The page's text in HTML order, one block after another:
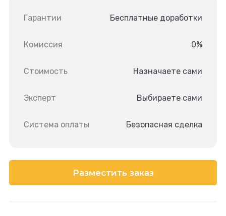
Гарантии Бесплатные доработки
Комиссия 0%
Стоимость Назначаете сами
Эксперт Выбираете сами
Система оплаты Безопасная сделка
Разместить заказ